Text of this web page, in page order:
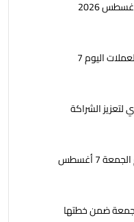
الدينار الكويتي بـ 162.32 جنيهًا.. أسعار العملات اليوم 7
الشراكة
عيار 21بـ 5980 جنيها.. سعر الذهب اليوم الجمعة 7 أغسطس
اليوم الجمعة ضمن خطتها